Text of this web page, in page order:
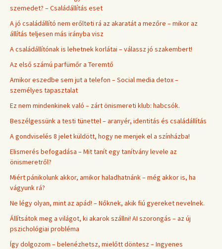
szemedet? – Családállítás eset
A jó családállító nem erőlteti rá az akaratát a mezőre – mikor az
állítás teljesen más irányba visz
A családállítónak is lehetnek korlátai – válassz jó szakembert!
Az első számú parfümőr a Teremtő
Amikor eszedbe sem jut a telefon – Social media detox –
személyes tapasztalat
Ez nem mindenkinek való – zárt önismereti klub: habcsók.
Beszélgessünk a testi tünettel – aranyér, identitás és családállítás
A gondviselés 8 jelet küldött, hogy ne menjek el a színházba!
Elismerés befogadása – Mit tanít egy tanítvány levele az
önismeretről?
Miért pánikolunk akkor, amikor haladhatnánk – még akkor is, ha
vágyunk rá?
Ne légy olyan, mint az apád! – Nőknek, akik fiú gyereket nevelnek.
Állítsátok meg a világot, ki akarok szállni! AI szorongás – az új
pszichológiai probléma
Így dolgozom – belenézhetsz, mielőtt döntesz – Ingyenes